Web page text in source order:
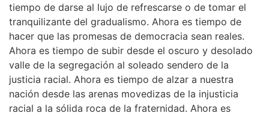
tiempo de darse al lujo de refrescarse o de tomar el
tranquilizante del gradualismo. Ahora es tiempo de
hacer que las promesas de democracia sean reales.
Ahora es tiempo de subir desde el oscuro y desolado
valle de la segregación al soleado sendero de la
justicia racial. Ahora es tiempo de alzar a nuestra
nación desde las arenas movedizas de la injusticia
racial a la sólida roca de la fraternidad. Ahora es